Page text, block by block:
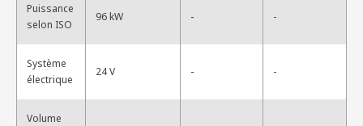
Puissance
selon ISO
96 kW - -
Système
électrique
24 V - -
Volume